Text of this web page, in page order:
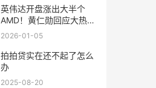
英伟达开盘涨出大半个
AMD！黄仁勋回应大热天
穿皮夹克
2026-01-05
拍拍贷实在还不起了怎么
办
2025-08-20